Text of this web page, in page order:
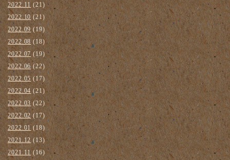
2022.11(21)
2022.10(21)
2022.09(19)
2022.08 (18)
2022.07(19)
2022.06(22)
2022.05(17)
2022.04 (21)
2022.03(22)
2022.02(17)
2022.01(18)
2021.12 (13)
2021.11(16)